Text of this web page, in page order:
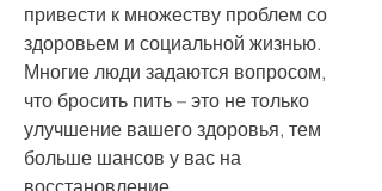
привести к множеству проблем со
здоровьем и социальной жизнью.
Многие люди задаются вопросом,
что бросить пить – это не только
улучшение вашего здоровья, тем
больше шансов у вас на
восстановление.